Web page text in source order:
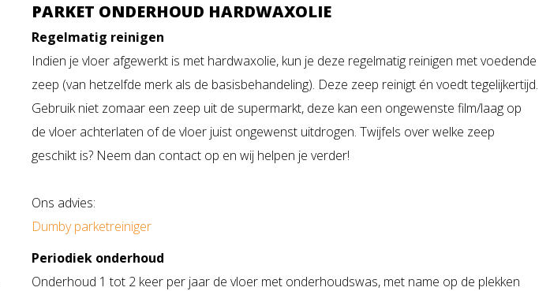
PARKET ONDERHOUD HARDWAXOLIE
Regelmatig reinigen
Indien je vloer afgewerkt is met hardwaxolie, kun je deze regelmatig reinigen met voedende
zeep (van hetzelfde merk als de basisbehandeling). Deze zeep reinigt én voedt tegelijkertijd.
Gebruik niet zomaar een zeep uit de supermarkt, deze kan een ongewenste film/laag op
de vloer achterlaten of de vloer juist ongewenst uitdrogen. Twijfels over welke zeep
geschikt is? Neem dan contact op en wij helpen je verder!
Ons advies:
Dumby parketreiniger
Periodiek onderhoud
Onderhoud 1 tot 2 keer per jaar de vloer met onderhoudswas, met name op de plekken